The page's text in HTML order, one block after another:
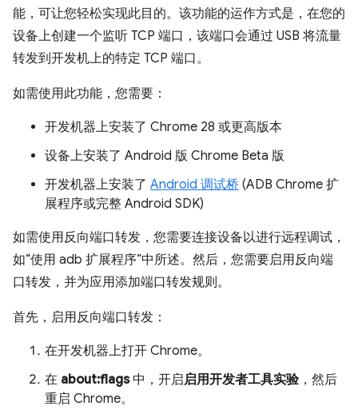
能，可让您轻松实现此目的。该功能的运作方式是，在您的
设备上创建一个监听 TCP 端口，该端口会通过 USB 将流量
转发到开发机上的特定 TCP 端口。
如需使用此功能，您需要：
开发机器上安装了 Chrome 28 或更高版本
设备上安装了 Android 版 Chrome Beta 版
开发机器上安装了 Android 调试桥 (ADB Chrome 扩
展程序或完整 Android SDK)
如需使用反向端口转发，您需要连接设备以进行远程调试，
如“使用 adb 扩展程序”中所述。然后，您需要启用反向端
口转发，并为应用添加端口转发规则。
首先，启用反向端口转发：
在开发机器上打开 Chrome。
在 about:flags中，开启启用开发者工具实验，然后
重启 Chrome。